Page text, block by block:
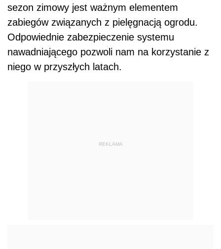
sezon zimowy jest ważnym elementem
zabiegów związanych z pielęgnacją ogrodu.
Odpowiednie zabezpieczenie systemu
nawadniającego pozwoli nam na korzystanie z
niego w przyszłych latach.
REKLAMA